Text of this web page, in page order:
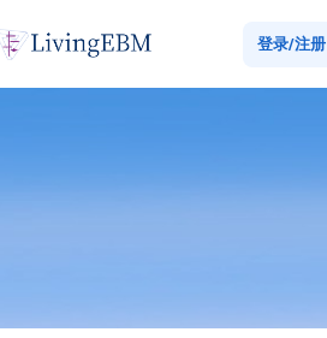
登录/注册